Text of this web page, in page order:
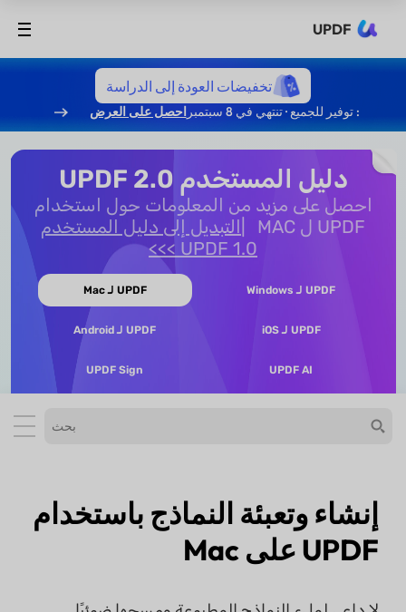
UPDF
تخفيضات العودة إلى الدراسة
: توفير للجميع · تنتهي في 8 سبتمبر احصل على العرض
دليل المستخدم UPDF 2.0
احصل على مزيد من المعلومات حول استخدام
UPDF ل MAC
التبديل إلى دليل المستخدم
UPDF 1.0 >>>
UPDF لـ Windows UPDF لـ Mac
UPDF لـ iOS UPDF لـ Android
UPDF AI
UPDF Sign
إنشاء وتعبئة النماذج باستخدام
UPDF على Mac